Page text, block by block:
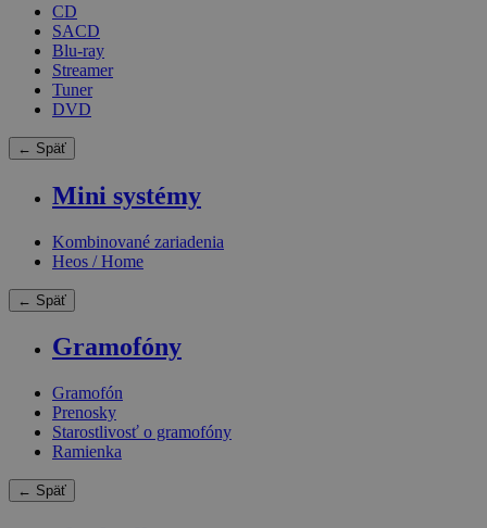
CD
SACD
Blu-ray
Streamer
Tuner
DVD
← Späť
Mini systémy
Kombinované zariadenia
Heos / Home
← Späť
Gramofóny
Gramofón
Prenosky
Starostlivosť o gramofóny
Ramienka
← Späť